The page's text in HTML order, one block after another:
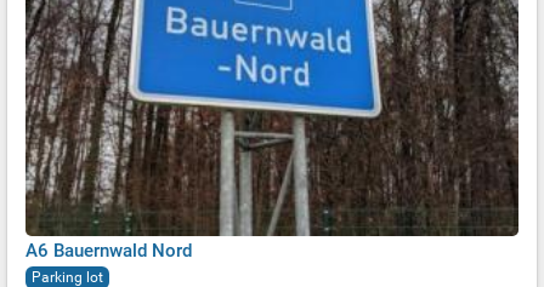
A6 Bauernwald Nord
Parking lot